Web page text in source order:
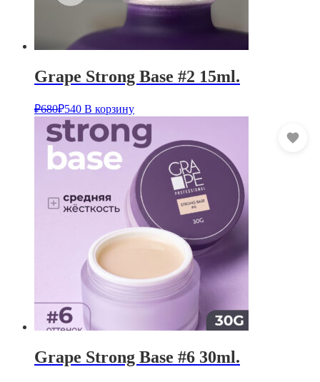
Grape Strong Base #2 15ml.
₽680₽540 В корзину
Grape Strong Base #6 30ml.